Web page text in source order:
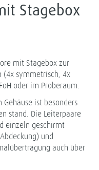
Stagebox
mit Stagebox zur
(4x symmetrisch, 4x
oder im Proberaum.
ist besonders
stand. Die Leiterpaare
einzeln geschirmt
und
auch über